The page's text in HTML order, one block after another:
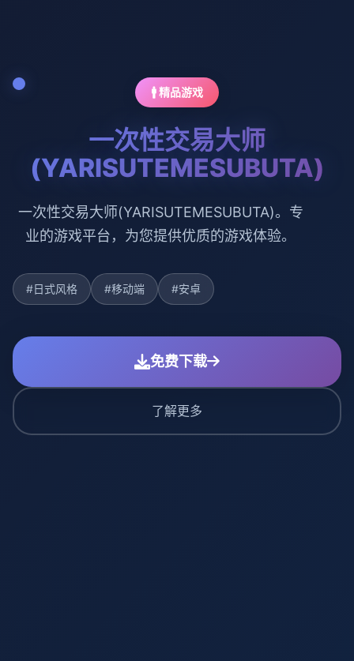
🚹 精品游戏
一次性交易大师
(YARISUTEMESUBUTA)
一次性交易大师(YARISUTEMESUBUTA)。专
业的游戏平台，为您提供优质的游戏体验。
#日式风格 #移动端 #安卓
免费下载
了解更多